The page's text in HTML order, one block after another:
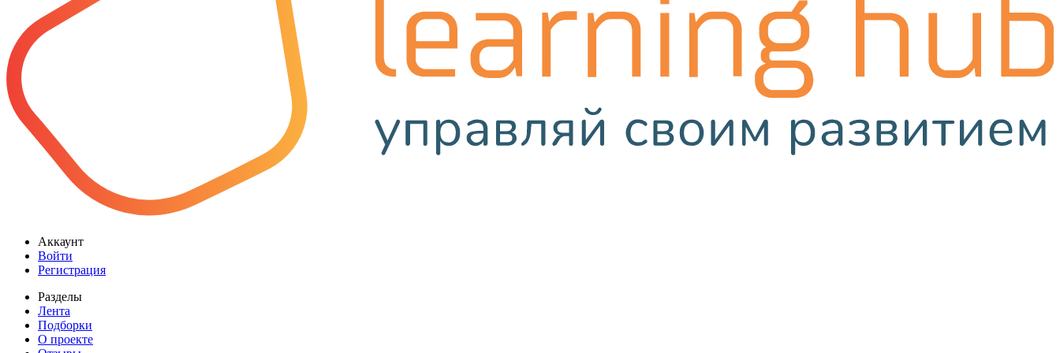
Аккаунт
Войти
Регистрация
Разделы
Лента
Подборки
О проекте